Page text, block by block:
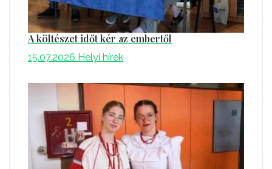
A költészet időt kér az embertől
15.07.2026 Helyi hírek